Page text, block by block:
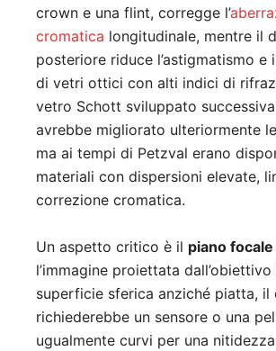
crown e una flint, corregge l’
cromatica longitudinale, mentre il
posteriore riduce l’astigmatismo e
di vetri ottici con alti indici di
vetro Schott sviluppato
avrebbe migliorato ulteriormente
ma ai tempi di Petzval erano
materiali con dispersioni elevate,
correzione cromatica.
Un aspetto critico è il piano
l’immagine proiettata
superficie sferica anziché piatta, il
richiederebbe un sensore o una
ugualmente curvi per una